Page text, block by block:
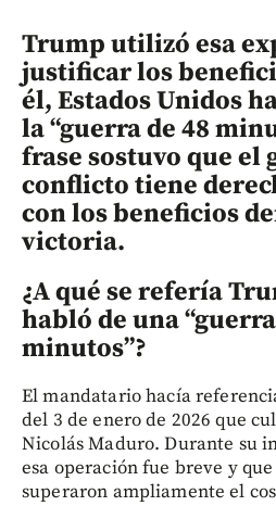
Trump utilizó esa
justificar los
él, Estados Unidos
la “guerra de 48
frase sostuvo que el
conflicto tiene
con los beneficios
victoria.
¿A qué se refería
habló de una
minutos”?
El mandatario hacía
del 3 de enero de 2026 que
Nicolás Maduro. Durante su
esa operación fue breve y
superaron ampliamente el